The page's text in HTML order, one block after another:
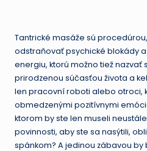
s ktorou
nebudete
mať
o zábavu
núdzu.
Tantrické masáže sú
odstraňovať psychické blokády
energiu, ktorú možno tiež nazvať
prirodzenou súčasťou života a
len pracovní roboti alebo otroci,
obmedzenými pozitívnymi
ktorom by ste len museli
povinnosti, aby ste sa nasýtili,
spánkom? A jedinou zábavou